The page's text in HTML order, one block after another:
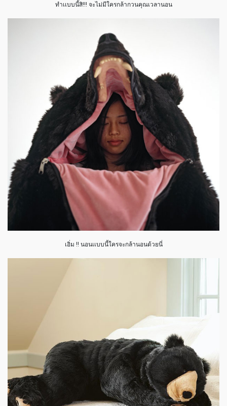
ทำเเบบนี้สิ!!! จะไม่มีใครกล้ากวนคุณเวลานอน
เอิ่ม !! นอนเเบบนี้ใครจะกล้านอนด้วยนี่